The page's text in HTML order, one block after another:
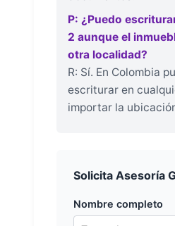
P: ¿Puedo
2 aunque el
otra localidad?
R: Sí. En Colombia
escriturar en
importar la
Solicita Asesoría
Nombre completo